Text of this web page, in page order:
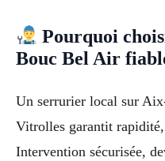
Pourquoi
Bouc Bel Air
Un serrurier local sur
Vitrolles garantit
Intervention sécurisée,